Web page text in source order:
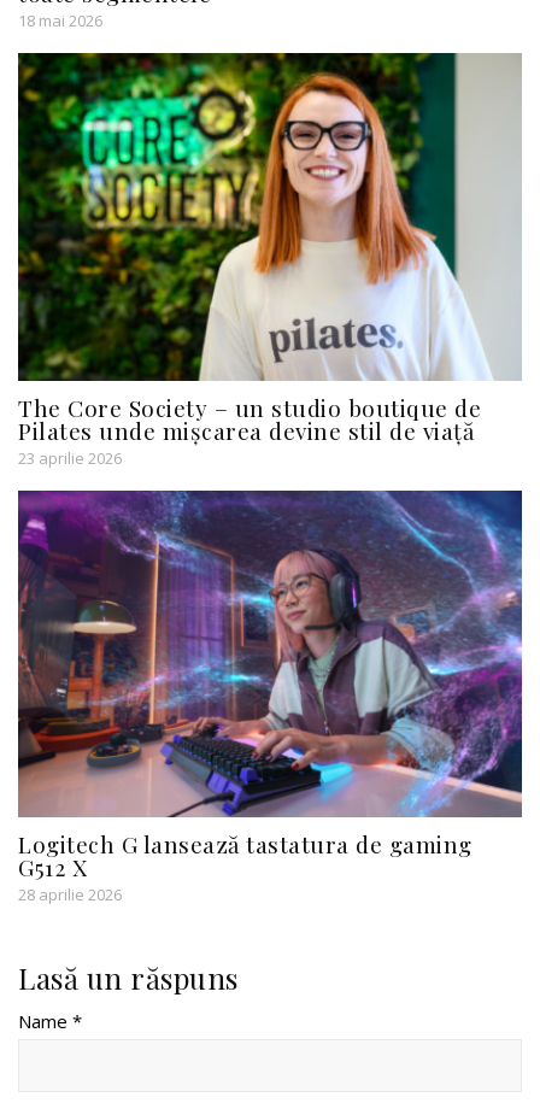
18 mai 2026
The Core Society – un studio boutique de
Pilates unde mișcarea devine stil de viață
23 aprilie 2026
Logitech G lansează tastatura de gaming
G512 X
28 aprilie 2026
Lasă un răspuns
Name *